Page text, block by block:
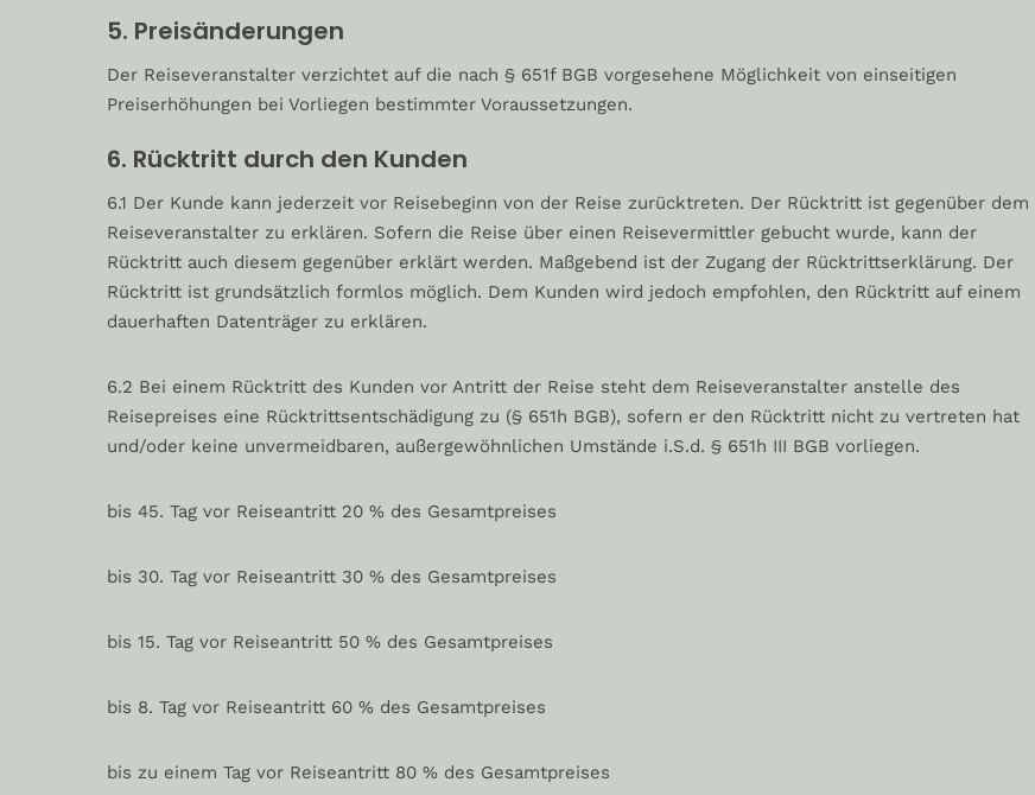
5. Preisänderungen
Der Reiseveranstalter verzichtet auf die nach § 651f BGB vorgesehene Möglichkeit von einseitigen
Preiserhöhungen bei Vorliegen bestimmter Voraussetzungen.
6. Rücktritt durch den Kunden
6.1 Der Kunde kann jederzeit vor Reisebeginn von der Reise zurücktreten. Der Rücktritt ist gegenüber dem
Reiseveranstalter zu erklären. Sofern die Reise über einen Reisevermittler gebucht wurde, kann der
Rücktritt auch diesem gegenüber erklärt werden. Maßgebend ist der Zugang der Rücktrittserklärung. Der
Rücktritt ist grundsätzlich formlos möglich. Dem Kunden wird jedoch empfohlen, den Rücktritt auf einem
dauerhaften Datenträger zu erklären.
6.2 Bei einem Rücktritt des Kunden vor Antritt der Reise steht dem Reiseveranstalter anstelle des
Reisepreises eine Rücktrittsentschädigung zu (§ 651h BGB), sofern er den Rücktritt nicht zu vertreten hat
und/oder keine unvermeidbaren, außergewöhnlichen Umstände i.S.d. § 651h III BGB vorliegen.
bis 45. Tag vor Reiseantritt 20 % des Gesamtpreises
bis 30. Tag vor Reiseantritt 30 % des Gesamtpreises
bis 15. Tag vor Reiseantritt 50 % des Gesamtpreises
bis 8. Tag vor Reiseantritt 60 % des Gesamtpreises
bis zu einem Tag vor Reiseantritt 80 % des Gesamtpreises